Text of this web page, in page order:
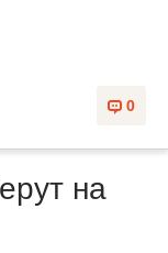
0
на